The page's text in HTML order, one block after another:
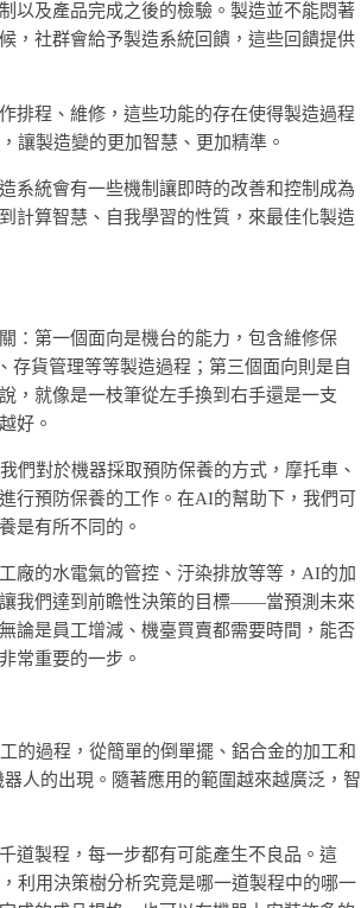
以及產品完成之後的檢驗。製造並不能悶著
，社群會給予製造系統回饋，這些回饋提供
排程、維修，這些功能的存在使得製造過程
讓製造變的更加智慧、更加精準。
系統會有一些機制讓即時的改善和控制成為
計算智慧、自我學習的性質，來最佳化製造
：第一個面向是機台的能力，包含維修保
存貨管理等等製造過程；第三個面向則是自
，就像是一枝筆從左手換到右手還是一支
好。
們對於機器採取預防保養的方式，摩托車、
行預防保養的工作。在AI的幫助下，我們可
是有所不同的。
廠的水電氣的管控、汙染排放等等，AI的加
我們達到前瞻性決策的目標——當預測未來
是員工增減、機臺買賣都需要時間，能否
常重要的一步。
的過程，從簡單的倒單擺、鋁合金的加工和
人的出現。隨著應用的範圍越來越廣泛，智
道製程，每一步都有可能產生不良品。這
利用決策樹分析究竟是哪一道製程中的哪一